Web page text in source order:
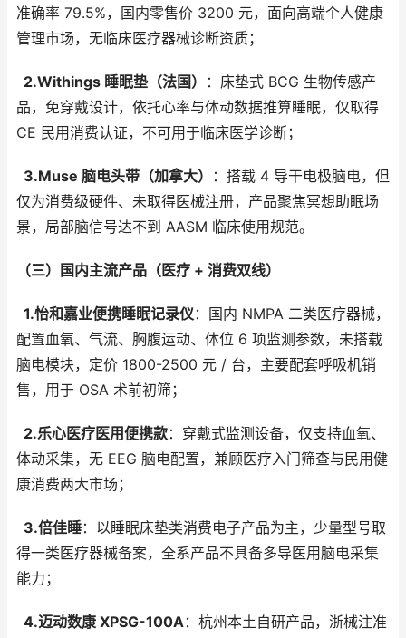
准确率 79.5%，国内零售价 3200 元，面向高端个人健康
管理市场，无临床医疗器械诊断资质；
2.Withings 睡眠垫（法国）
：床垫式 BCG 生物传感产
品，免穿戴设计，依托心率与体动数据推算睡眠，仅取得
CE 民用消费认证，不可用于临床医学诊断；
3.Muse 脑电头带（加拿大）
：搭载 4 导干电极脑电，但
仅为消费级硬件、未取得医械注册，产品聚焦冥想助眠场
景，局部脑信号达不到 AASM 临床使用规范。
（三）国内主流产品（医疗 + 消费双线）
1.怡和嘉业便携睡眠记录仪：国内 NMPA 二类医疗器械，
配置血氧、气流、胸腹运动、体位 6 项监测参数，未搭载
脑电模块，定价 1800-2500 元 / 台，主要配套呼吸机销
售，用于 OSA 术前初筛；
2.乐心医疗医用便携款：穿戴式监测设备，仅支持血氧、
体动采集，无 EEG 脑电配置，兼顾医疗入门筛查与民用健
康消费两大市场；
3.倍佳睡：以睡眠床垫类消费电子产品为主，少量型号取
得一类医疗器械备案，全系产品不具备多导医用脑电采集
能力；
4.迈动数康 XPSG-100A：杭州本土自研产品，浙械注准